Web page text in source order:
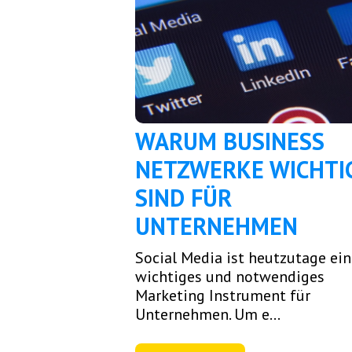
WARUM BUSINESS
NETZWERKE
SIND FÜR
UNTERNEHMEN
Social Media ist heutzutage ein
wichtiges und notwendiges
Marketing Instrument für
Unternehmen. Um e...